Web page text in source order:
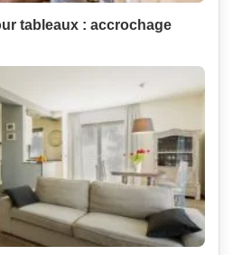
tableaux : accrochage